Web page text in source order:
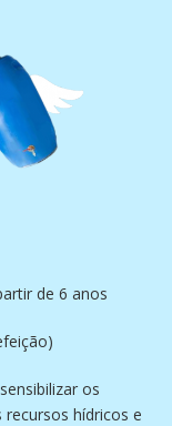
de 6 anos
os
hídricos e